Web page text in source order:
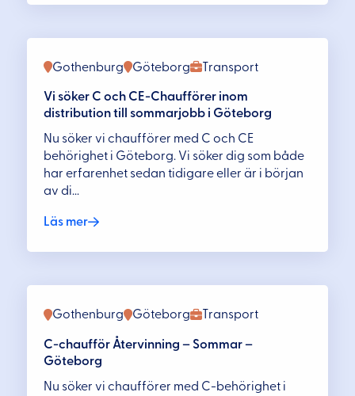
Transport
Gothenburg Göteborg
Vi söker C och CE-Chaufförer inom
distribution till sommarjobb i Göteborg
Nu söker vi chaufförer med C och CE
behörighet i Göteborg. Vi söker dig som både
har erfarenhet sedan tidigare eller är i början
av di...
Läs mer
Transport
Gothenburg Göteborg
C-chaufför Återvinning – Sommar –
Göteborg
Nu söker vi chaufförer med C-behörighet i